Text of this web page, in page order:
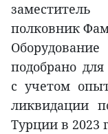
полковник
подобрано
с учетом
ликвидации
Турции в 2023